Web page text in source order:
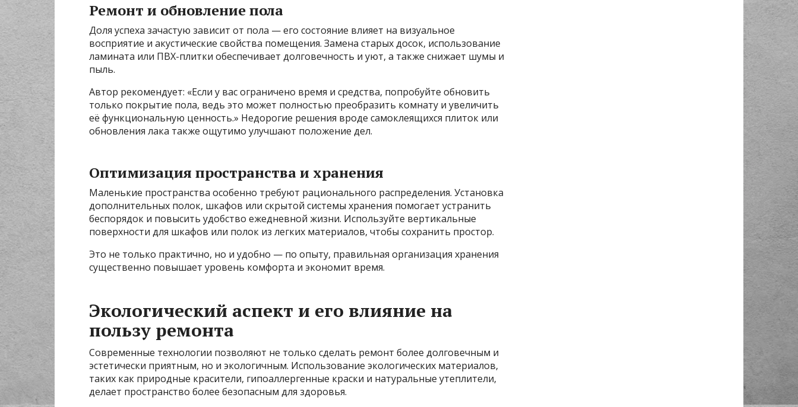
Ремонт и обновление пола
Доля успеха зачастую зависит от пола — его состояние влияет на визуальное
восприятие и акустические свойства помещения. Замена старых досок, использование
ламината или ПВХ-плитки обеспечивает долговечность и уют, а также снижает шумы и
пыль.
Автор рекомендует: «Если у вас ограничено время и средства, попробуйте обновить
только покрытие пола, ведь это может полностью преобразить комнату и увеличить
её функциональную ценность.» Недорогие решения вроде самоклеящихся плиток или
обновления лака также ощутимо улучшают положение дел.
Оптимизация пространства и хранения
Маленькие пространства особенно требуют рационального распределения. Установка
дополнительных полок, шкафов или скрытой системы хранения помогает устранить
беспорядок и повысить удобство ежедневной жизни. Используйте вертикальные
поверхности для шкафов или полок из легких материалов, чтобы сохранить простор.
Это не только практично, но и удобно — по опыту, правильная организация хранения
существенно повышает уровень комфорта и экономит время.
Экологический аспект и его влияние на
пользу ремонта
Современные технологии позволяют не только сделать ремонт более долговечным и
эстетически приятным, но и экологичным. Использование экологических материалов,
таких как природные красители, гипоаллергенные краски и натуральные утеплители,
делает пространство более безопасным для здоровья.